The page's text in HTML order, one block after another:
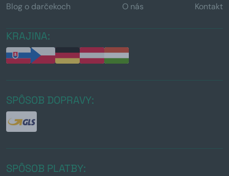
Blog o darčekoch O nás Kontakt
KRAJINA:
SPÔSOB DOPRAVY:
SPÔSOB PLATBY: